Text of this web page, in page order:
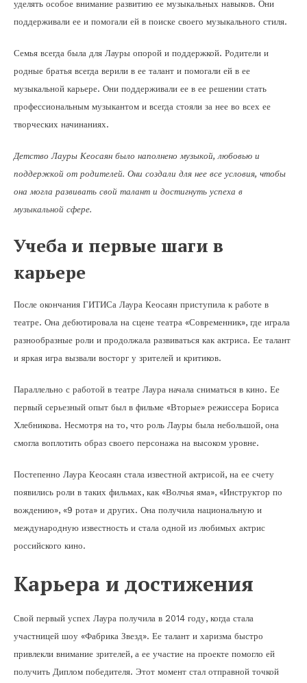
уделять особое внимание развитию ее музыкальных навыков. Они
поддерживали ее и помогали ей в поиске своего музыкального стиля.
Семья всегда была для Лауры опорой и поддержкой. Родители и
родные братья всегда верили в ее талант и помогали ей в ее
музыкальной карьере. Они поддерживали ее в ее решении стать
профессиональным музыкантом и всегда стояли за нее во всех ее
творческих начинаниях.
Детство Лауры Кеосаян было наполнено музыкой, любовью и
поддержкой от родителей. Они создали для нее все условия, чтобы
она могла развивать свой талант и достигнуть успеха в
музыкальной сфере.
Учеба и первые шаги в
карьере
После окончания ГИТИСа Лаура Кеосаян приступила к работе в
театре. Она дебютировала на сцене театра «Современник», где играла
разнообразные роли и продолжала развиваться как актриса. Ее талант
и яркая игра вызвали восторг у зрителей и критиков.
Параллельно с работой в театре Лаура начала сниматься в кино. Ее
первый серьезный опыт был в фильме «Вторые» режиссера Бориса
Хлебникова. Несмотря на то, что роль Лауры была небольшой, она
смогла воплотить образ своего персонажа на высоком уровне.
Постепенно Лаура Кеосаян стала известной актрисой, на ее счету
появились роли в таких фильмах, как «Волчья яма», «Инструктор по
вождению», «9 рота» и других. Она получила национальную и
международную известность и стала одной из любимых актрис
российского кино.
Карьера и достижения
Свой первый успех Лаура получила в 2014 году, когда стала
участницей шоу «Фабрика Звезд». Ее талант и харизма быстро
привлекли внимание зрителей, а ее участие на проекте помогло ей
получить Диплом победителя. Этот момент стал отправной точкой